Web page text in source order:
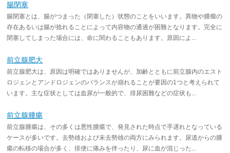
腸閉塞
腸閉塞とは、腸がつまった（閉塞した）状態のことをいいます。異物や腫瘤の
存在あるいは腸が捻れることによって内容物の通過が困難となります。完全に
閉塞してしまった場合には、命に関わることもあります。原因によ...
前立腺肥大
前立腺肥大は、原因は明確ではありませんが、加齢とともに前立腺内のエスト
ロジェンとアンドロジェンのバランスが崩れることが要因の1つと考えられて
います。主な症状としては血尿が一般的で、排尿困難などの症状も...
前立腺腫瘍
前立腺腫瘍は、その多くは悪性腫瘍で、発見された時点で手遅れとなっている
ケースが多いです。去勢雄および未去勢雄の両方にみられます。尿道からの腫
瘍の転移の場合が多く、排便に痛みを伴ったり、尿に血が混じった...